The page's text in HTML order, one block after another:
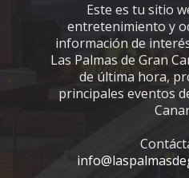
Este es tu sitio
entretenimiento y
información de
Las Palmas de Gran
de última hora,
principales eventos